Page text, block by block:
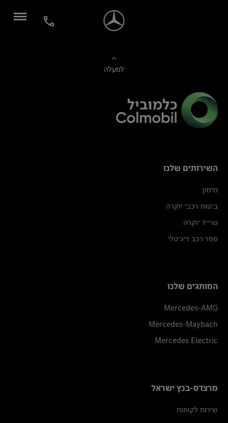
למעלה
השירותים שלנו
מימון
ביטוח רכבי יוקרה
טרייד יוקרה
ספר רכב דיגיטלי
המותגים שלנו
Mercedes-AMG
Mercedes-Maybach
Mercedes Electric
מרצדס-בנץ ישראל
שירות לקוחות